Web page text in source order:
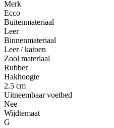
Merk
Ecco
Buitenmateriaal
Leer
Binnenmateriaal
Leer / katoen
Zool materiaal
Rubber
Hakhoogte
2.5 cm
Uitneembaar voetbed
Nee
Wijdtemaat
G